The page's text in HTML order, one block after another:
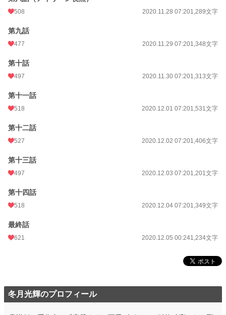
508 2020.11.28 07:201,289文字
第九話
477 2020.11.29 07:201,348文字
第十話
497 2020.11.30 07:201,313文字
第十一話
518 2020.12.01 07:201,531文字
第十二話
527 2020.12.02 07:201,406文字
第十三話
497 2020.12.03 07:201,201文字
第十四話
518 2020.12.04 07:201,349文字
最終話
621 2020.12.05 00:241,234文字
冬月光輝のプロフィール